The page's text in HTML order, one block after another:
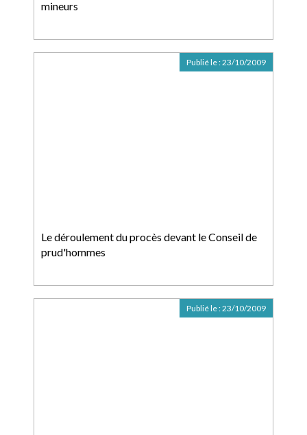
mineurs
Le déroulement du procès devant le Conseil de
prud'hommes
Publié le :23/10/2009
Publié le :23/10/2009